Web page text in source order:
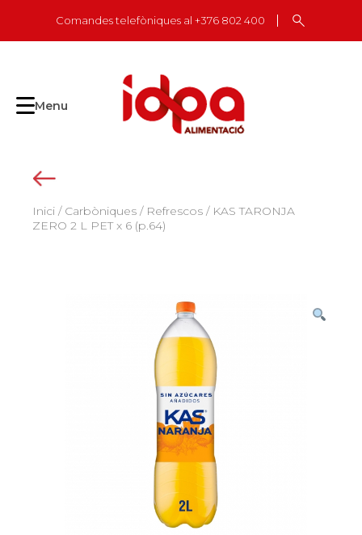
content
Comandes telefòniques al +376 802 400
Menu
Inici / Carbòniques / Refrescos / KAS TARONJA
ZERO 2 L PET x 6 (p.64)